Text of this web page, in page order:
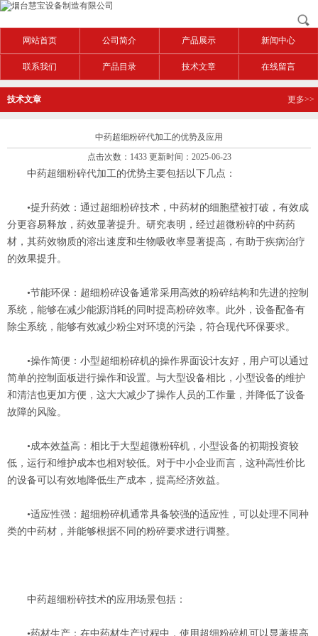
网站首页 公司简介 产品展示 新闻中心
联系我们 产品目录 技术文章 在线留言
技术文章 更多>>
中药超细粉碎代加工的优势及应用
点击次数：1433 更新时间：2025-06-23
‌中药超细粉碎代加工的优势‌主要包括以下几点：
‌•提升药效‌：通过超细粉碎技术，中药材的细胞壁被打破，有效成
分更容易释放，药效显著提升。研究表明，经过超微粉碎的中药药
材，其药效物质的溶出速度和生物吸收率显著提高，有助于疾病治疗
的效果提升‌。
‌•节能环保‌：超细粉碎设备通常采用高效的粉碎结构和先进的控制
系统，能够在减少能源消耗的同时提高粉碎效率。此外，设备配备有
除尘系统，能够有效减少粉尘对环境的污染，符合现代环保要求‌。
‌•操作简便‌：小型超细粉碎机的操作界面设计友好，用户可以通过
简单的控制面板进行操作和设置。与大型设备相比，小型设备的维护
和清洁也更加方便，这大大减少了操作人员的工作量，并降低了设备
故障的风险‌。
‌•成本效益高‌：相比于大型超微粉碎机，小型设备的初期投资较
低，运行和维护成本也相对较低。对于中小企业而言，这种高性价比
的设备可以有效地降低生产成本，提高经济效益‌。
‌•适应性强‌：超细粉碎机通常具备较强的适应性，可以处理不同种
类的中药材，并能够根据不同的粉碎要求进行调整‌。
‌中药超细粉碎技术的应用场景‌包括：
•药材生产‌：在中药材生产过程中，使用超细粉碎机可以显著提高